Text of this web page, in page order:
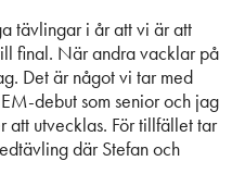
tävlingar i år att vi är att
final. När andra vacklar på
Det är något vi tar med
debut som senior och jag
att utvecklas. För tillfället tar
där Stefan och